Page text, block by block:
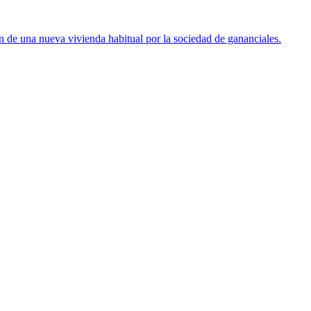
una nueva vivienda habitual por la sociedad de gananciales.